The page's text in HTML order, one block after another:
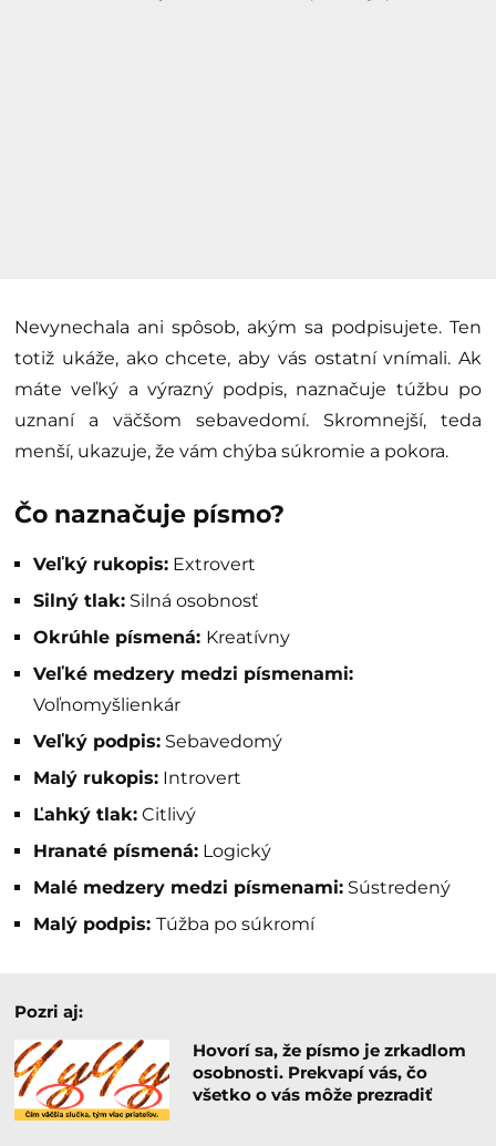
Nevynechala ani spôsob, akým sa podpisujete. Ten
totiž ukáže, ako chcete, aby vás ostatní vnímali. Ak
máte veľký a výrazný podpis, naznačuje túžbu po
uznaní a väčšom sebavedomí. Skromnejší, teda
menší, ukazuje, že vám chýba súkromie a pokora.
Čo naznačuje písmo?
Veľký rukopis: Extrovert
Silný tlak: Silná osobnosť
Okrúhle písmená: Kreatívny
Veľké medzery medzi písmenami:
Voľnomyšlienkár
Veľký podpis: Sebavedomý
Malý rukopis: Introvert
Ľahký tlak: Citlivý
Hranaté písmená: Logický
Malé medzery medzi písmenami: Sústredený
Malý podpis: Túžba po súkromí
Pozri aj:
Hovorí sa, že písmo je zrkadlom
osobnosti. Prekvapí vás, čo
všetko o vás môže prezradiť